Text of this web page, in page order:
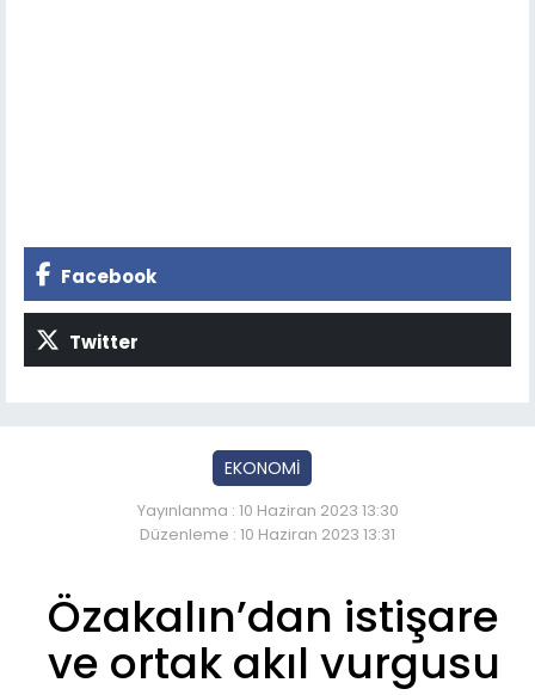
Facebook
Twitter
EKONOMİ
Yayınlanma : 10 Haziran 2023 13:30
Düzenleme : 10 Haziran 2023 13:31
Özakalın’dan istişare
ve ortak akıl vurgusu